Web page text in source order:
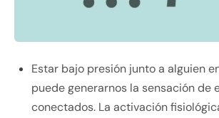
Estar bajo presión junto a alguien
puede generarnos la sensación de
conectados. La activación